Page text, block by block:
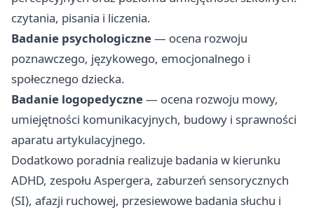
czytania, pisania i liczenia.
Badanie psychologiczne— ocena rozwoju
poznawczego, językowego, emocjonalnego i
społecznego dziecka.
Badanie logopedyczne— ocena rozwoju mowy,
umiejętności komunikacyjnych, budowy i sprawności
aparatu artykulacyjnego.
Dodatkowo poradnia realizuje badania w kierunku
ADHD, zespołu Aspergera, zaburzeń sensorycznych
(SI), afazji ruchowej, przesiewowe badania słuchu i